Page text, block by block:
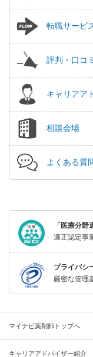
転職サービ
評判・口コミ
キャリアア
相談会場
よくある質
「医療分
適正認定事
プライバシ
厳密な管理
マイナビ薬剤師トップへ
キャリアアドバイザー紹介